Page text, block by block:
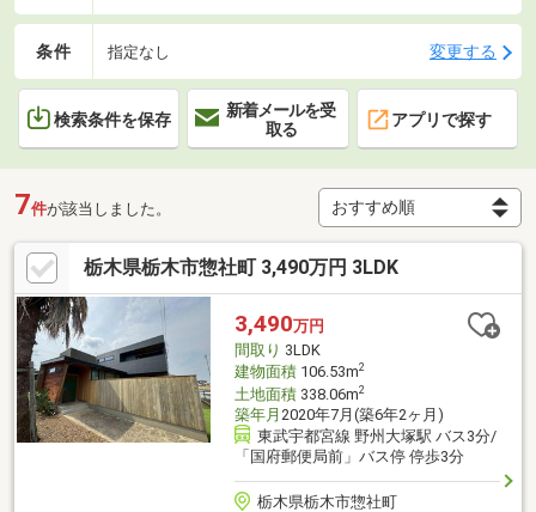
条件 指定なし 変更する
検索条件を保存
新着メールを受
取る
アプリで探す
7件が該当しました。
栃木県栃木市惣社町 3,490万円 3LDK
3,490万円
間取り 3LDK
建物面積106.53m2
土地面積338.06m2
築年月 2020年7月(築6年2ヶ月)
東武宇都宮線 野州大塚駅 バス3分/
「国府郵便局前」バス停 停歩3分
栃木県栃木市惣社町